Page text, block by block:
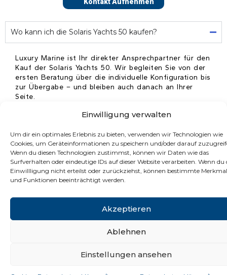
Einwilligung verwalten
Um dir ein optimales Erlebnis zu bieten, verwenden wir Technologien wie
Cookies, um Geräteinformationen zu speichern und/oder darauf
Wenn du diesen Technologien zustimmst, können wir Daten wie das
Surfverhalten oder eindeutige IDs auf dieser Website verarbeiten. Wenn du
Einwillligung nicht erteilst oder zurückziehst, können bestimmte
und Funktionen beeinträchtigt werden.
Akzeptieren
Ablehnen
Einstellungen ansehen
Wo kann ich die Solaris Yachts 50 kaufen?
Luxury Marine ist Ihr direkter Ansprechpartner für den
Kauf der Solaris Yachts 50. Wir begleiten Sie von der
ersten Beratung über die individuelle Konfiguration bis
zur Übergabe – und bleiben auch danach an Ihrer
Seite.
Kann ich die Solaris Yachts 50 vor dem Kauf Probe
fahren?
Wie lange ist die Lieferzeit der Solaris Yachts 50 ?
Was macht Solaris Boote besonders?
Solaris Yachts 50 – Was macht die Solaris 50 in ihrer
Klasse einzigartig?